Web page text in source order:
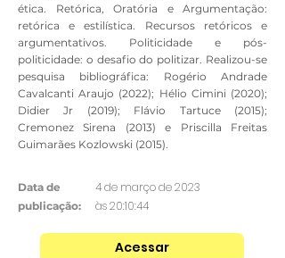
ética. Retórica, Oratória e Argumentação:
retórica e estilística. Recursos retóricos e
argumentativos. Politicidade e pós-
politicidade: o desafio do politizar. Realizou-se
pesquisa bibliográfica: Rogério Andrade
Cavalcanti Araujo (2022); Hélio Cimini (2020);
Didier Jr (2019); Flávio Tartuce (2015);
Cremonez Sirena (2013) e Priscilla Freitas
Guimarães Kozlowski (2015).
Data de
publicação:
4 de março de 2023
às 20:10:44
Acessar